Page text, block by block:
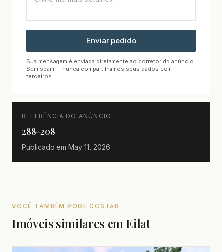
Enviar pedido
Sua mensagem é enviada diretamente ao corretor do anúncio.
Sem spam — nunca compartilhamos seus dados com
terceiros.
REFERÊNCIA DO ANÚNCIO
288-208
Publicado em May 11, 2026
VOCÊ TAMBÉM PODE GOSTAR
Imóveis similares em Eilat